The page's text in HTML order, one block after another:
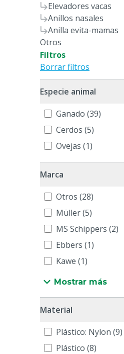
Elevadores vacas
Anillos nasales
Anilla evita-mamas
Otros
Filtros
Borrar filtros
Especie animal
Ganado (39)
Cerdos (5)
Ovejas (1)
Marca
Otros (28)
Müller (5)
MS Schippers (2)
Ebbers (1)
Kawe (1)
Mostrar más
Material
Plástico: Nylon (9)
Plástico (8)